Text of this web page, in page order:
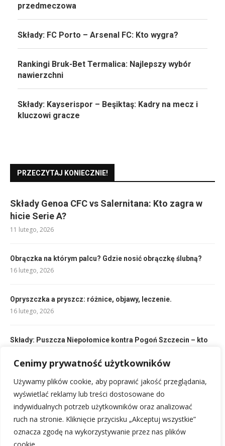
Cenimy prywatność użytkowników
Używamy plików cookie, aby poprawić jakość przeglądania,
wyświetlać reklamy lub treści dostosowane do
indywidualnych potrzeb użytkowników oraz analizować
ruch na stronie. Kliknięcie przycisku „Akceptuj wszystkie”
oznacza zgodę na wykorzystywanie przez nas plików
przedmeczowa
Składy: FC Porto – Arsenal FC: Kto wygra?
Rankingi Bruk-Bet Termalica: Najlepszy wybór
nawierzchni
Składy: Kayserispor – Beşiktaş: Kadry na mecz i
kluczowi gracze
PRZECZYTAJ KONIECZNIE!
Składy Genoa CFC vs Salernitana: Kto zagra w
hicie Serie A?
11 lutego, 2026
Obrączka na którym palcu? Gdzie nosić obrączkę ślubną?
16 lutego, 2026
Opryszczka a pryszcz: różnice, objawy, leczenie.
16 lutego, 2026
Składy: Puszcza Niepołomice kontra Pogoń Szczecin – kto
10 lutego, 2026
Składy Partizani Tirana – AS Roma: Kto zagra w hicie?
10 lutego, 2026